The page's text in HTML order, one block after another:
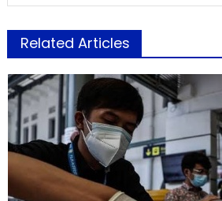
Related Articles